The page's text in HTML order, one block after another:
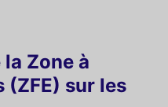
Zone à
(ZFE) sur les